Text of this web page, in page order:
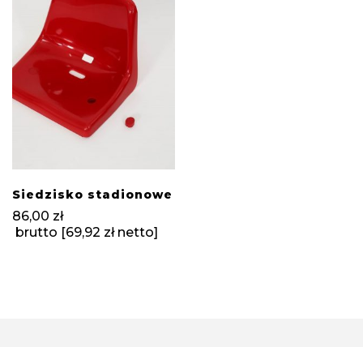
Siedzisko stadionowe
86,00 zł
brutto [69,92 złnetto]